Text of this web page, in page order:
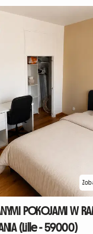
POKOJAMI W
(Lille - 59000)